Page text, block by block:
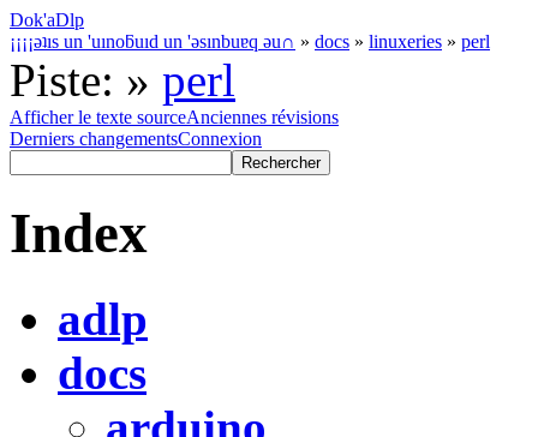
Dok'aDlp
¡¡¡¡ǝʇıs un 'uınoƃuıd un 'ǝsınbuɐq ǝu∩ » docs » linuxeries » perl
Piste: » perl
Afficher le texte sourceAnciennes révisions
Derniers changementsConnexion
Index
adlp
docs
arduino